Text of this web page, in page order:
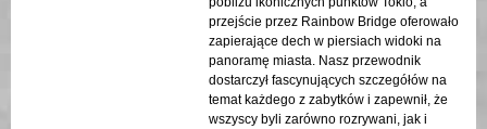
przejście przez Rainbow Bridge oferowało
zapierające dech w piersiach widoki na
panoramę miasta. Nasz przewodnik
dostarczył fascynujących szczegółów na
temat każdego z zabytków i zapewnił, że
wszyscy byli zarówno rozrywani, jak i